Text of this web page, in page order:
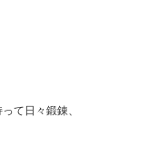
て日々鍛錬、